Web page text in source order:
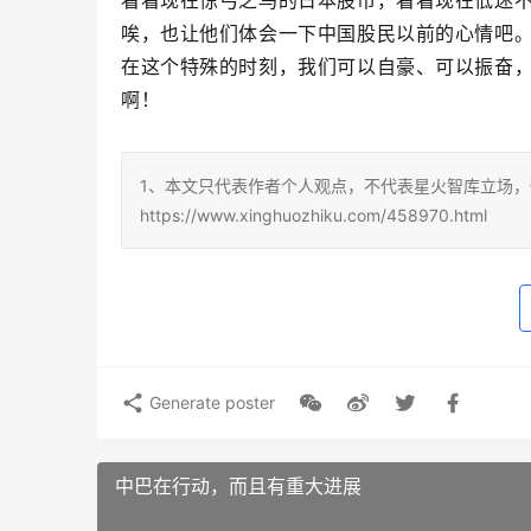
唉，也让他们体会一下中国股民以前的心情吧
在这个特殊的时刻，我们可以自豪、可以振奋
啊！
1、本文只代表作者个人观点，不代表星火智库立场
https://www.xinghuozhiku.com/458970.html
Generate poster
中巴在行动，而且有重大进展